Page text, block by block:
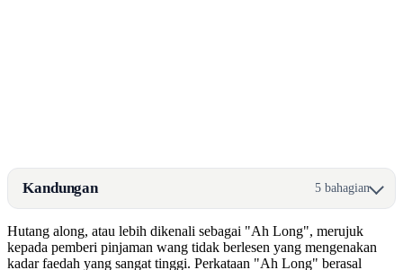
Kandungan 5 bahagian
Hutang along, atau lebih dikenali sebagai "Ah Long", merujuk
kepada pemberi pinjaman wang tidak berlesen yang mengenakan
kadar faedah yang sangat tinggi. Perkataan "Ah Long" berasal